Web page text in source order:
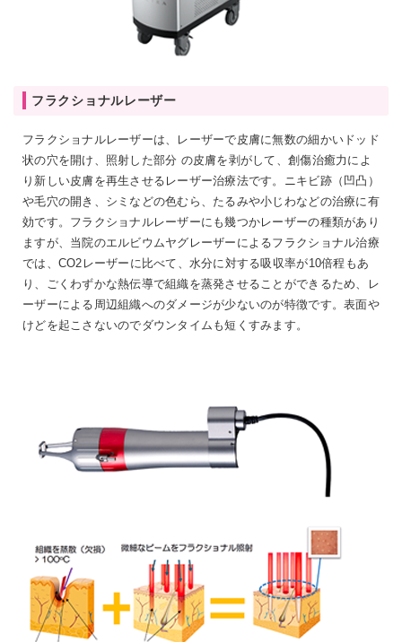
フラクショナルレーザー
フラクショナルレーザーは、レーザーで皮膚に無数の細かいドッド
状の穴を開け、照射した部分 の皮膚を剥がして、創傷治癒力によ
り新しい皮膚を再生させるレーザー治療法です。ニキビ跡（凹凸）
や毛穴の開き、シミなどの色むら、たるみや小じわなどの治療に有
効です。フラクショナルレーザーにも幾つかレーザーの種類があり
ますが、当院のエルビウムヤグレーザーによるフラクショナル治療
では、CO2レーザーに比べて、水分に対する吸収率が10倍程もあ
り、ごくわずかな熱伝導で組織を蒸発させることができるため、レ
ーザーによる周辺組織へのダメージが少ないのが特徴です。表面や
けどを起こさないのでダウンタイムも短くすみます。